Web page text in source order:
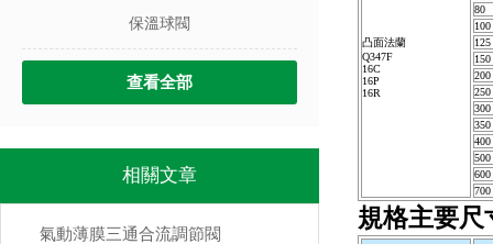
保溫球閥
查看全部
相關文章
氣動薄膜三通合流調節閥
凸面法蘭
Q347F
16C
16P
16R
80
100
125
150
200
250
300
350
400
500
600
700
規格主要尺